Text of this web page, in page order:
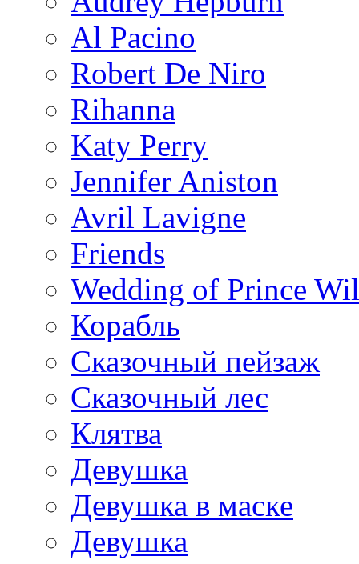
Al Pacino
Robert De Niro
Rihanna
Katy Perry
Jennifer Aniston
Avril Lavigne
Friends
Wedding of Prince
Корабль
Сказочный пейзаж
Сказочный лес
Клятва
Девушка
Девушка в маске
Девушка